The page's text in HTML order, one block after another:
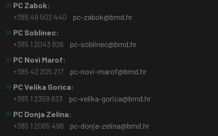
PC Zabok:
+385 49 502 440
pc-zabok@bmd.hr
PC Soblinec:
+385 1 2043 826
pc-soblinec@bmd.hr
PC Novi Marof:
+385 42 205 217
pc-novi-marof@bmd.hr
PC Velika Gorica:
+385 1 2359 833
pc-velika-gorica@bmd.hr
PC Donja Zelina:
+385 1 2065 498
pc-donja-zelina@bmd.hr